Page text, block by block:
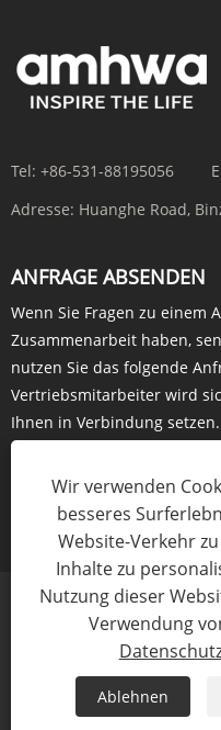
Tel: +86-531-88195056
Adresse: Huanghe Road,
ANFRAGE ABSENDEN
Wenn Sie Fragen zu einem
Zusammenarbeit haben,
nutzen Sie das folgende
Vertriebsmitarbeiter wird
Ihnen in Verbindung setzen.
JETZT ANFRAGEN
Links
Copyright © 2023 Amhwa
Wir verwenden
besseres
Website-Verkehr
Inhalte zu
Nutzung dieser
Verwendung
Ablehnen